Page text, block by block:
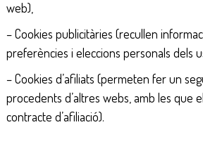
web),
– Cookies publicitàries (recullen
preferències i eleccions personals dels
– Cookies d’afiliats (permeten fer un
procedents d’altres webs, amb les que
contracte d’afiliació).